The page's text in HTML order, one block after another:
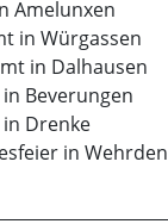
Amelunxen
in Würgassen
in Dalhausen
Beverungen
Drenke
in Wehrden